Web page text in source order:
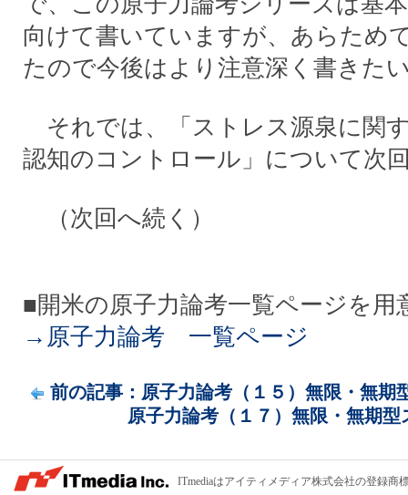
向けて書いていますが、あらため
たので今後はより注意深く書きた
それでは、「ストレス源泉に関
認知のコントロール」について次
（次回へ続く）
■開米の原子力論考一覧ページを用
→原子力論考 一覧ページ
前の記事：原子力論考（１５）無限・無期
原子力論考（１７）無限・無期型
ITmediaはアイティメディア株式会社の登録商